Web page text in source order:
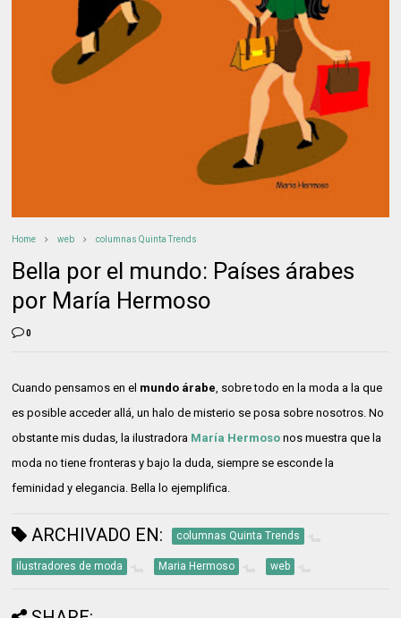
Home web columnas Quinta Trends
Bella por el mundo: Países árabes
por María Hermoso
0
Cuando pensamos en el mundo árabe , sobre todo en la moda a la que
es posible acceder allá, un halo de misterio se posa sobre nosotros. No
obstante mis dudas, la ilustradora María Hermoso nos muestra que la
moda no tiene fronteras y bajo la duda, siempre se esconde la
feminidad y elegancia. Bella lo ejemplifica.
ARCHIVADO EN: columnas Quinta Trends
ilustradores de moda Maria Hermoso web